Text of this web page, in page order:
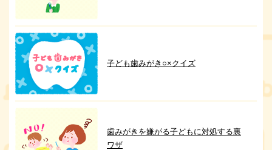
子ども歯みがき○×クイズ
歯みがきを嫌がる子どもに対処する裏
ワザ